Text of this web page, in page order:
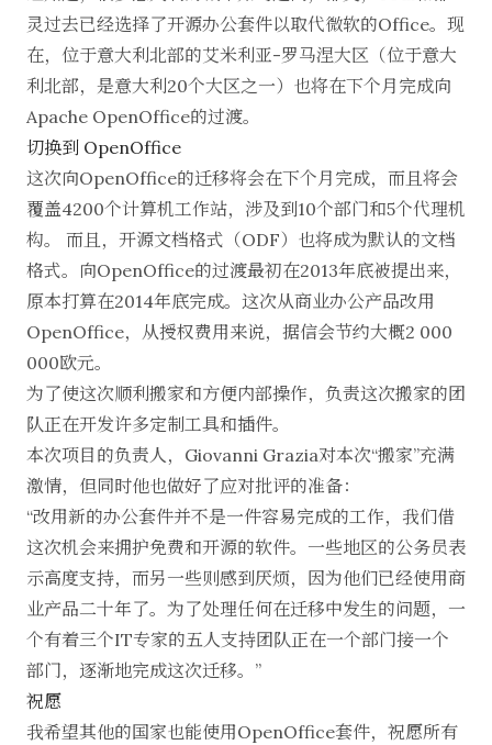
灵过去已经选择了开源办公套件以取代微软的Office。现
在，位于意大利北部的艾米利亚-罗马涅大区 （位于意大
利北部，是意大利20个大区之一）也将在下个月完成向
Apache OpenOffice的过渡。
切换到 OpenOffice
这次向OpenOffice的迁移将会在下个月完成，而且将会
覆盖4200个计算机工作站，涉及到10个部门和5个代理机
构。 而且，开源文档格式（ODF）也将成为默认的文档
格式。向OpenOffice的过渡最初在2013年底被提出来，
原本打算在2014年底完成。这次从商业办公产品改用
OpenOffice，从授权费用来说，据信会节约大概2 000
000欧元。
为了使这次顺利搬家和方便内部操作，负责这次搬家的团
队正在开发许多定制工具和插件。
本次项目的负责人，Giovanni Grazia对本次“搬家”充满
激情，但同时他也做好了应对批评的准备：
“改用新的办公套件并不是一件容易完成的工作，我们借
这次机会来拥护免费和开源的软件。一些地区的公务员表
示高度支持，而另一些则感到厌烦，因为他们已经使用商
业产品二十年了。为了处理任何在迁移中发生的问题，一
个有着三个IT专家的五人支持团队正在一个部门接一个
部门，逐渐地完成这次迁移。”
祝愿
我希望其他的国家也能使用OpenOffice套件，祝愿所有